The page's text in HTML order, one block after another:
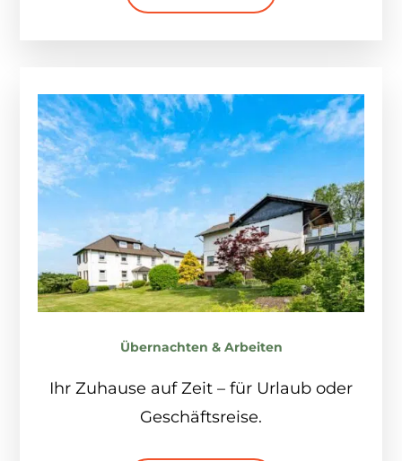
Übernachten & Arbeiten
Ihr Zuhause auf Zeit – für Urlaub oder
Geschäftsreise.